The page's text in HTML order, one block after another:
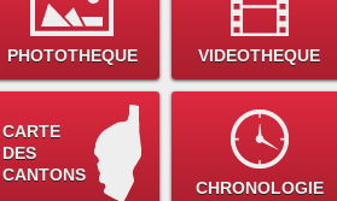
PHOTOTHEQUE VIDEOTHEQUE
CARTE
DES
CANTONS
CHRONOLOGIE